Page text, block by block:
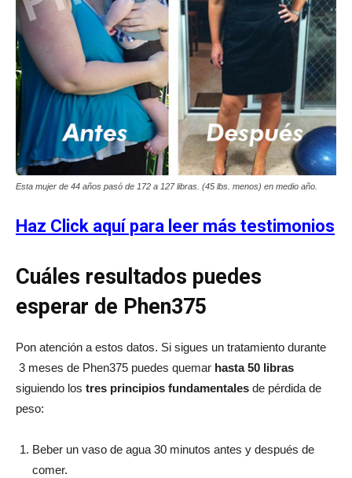
Esta mujer de 44 años pasó de 172 a 127 libras. (45 lbs. menos) en medio año.
Haz Click aquí para leer más testimonios
Cuáles resultados puedes
esperar de Phen375
Pon atención a estos datos. Si sigues un tratamiento durante
3 meses de Phen375 puedes quemar hasta 50 libras
siguiendo los tres principios fundamentales de pérdida de
peso:
Beber un vaso de agua 30 minutos antes y después de
comer.